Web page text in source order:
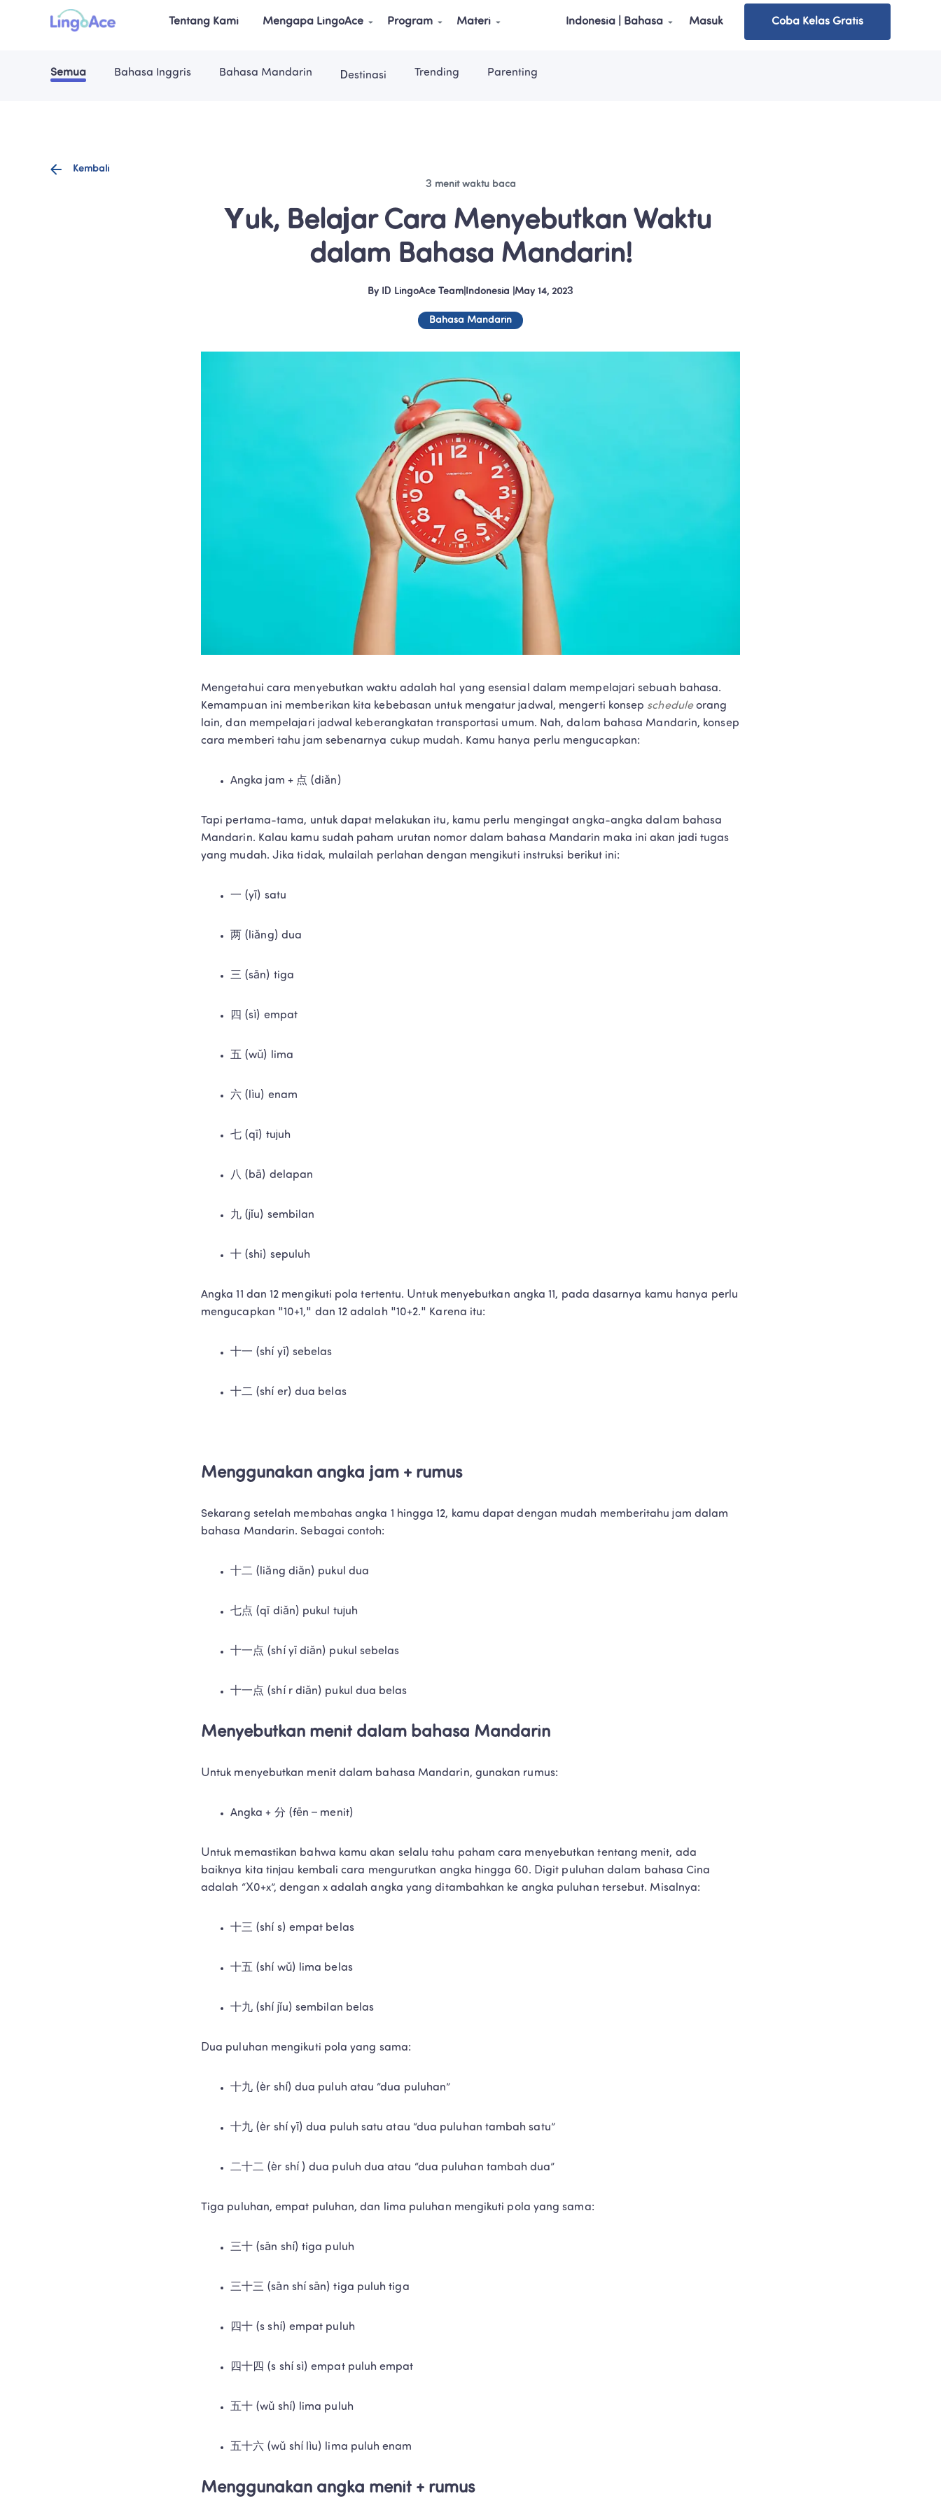
Tentang Kami Mengapa LingoAce Program Materi Indonesia | Bahasa Masuk Coba Kelas Gratis
Semua Bahasa Inggris Bahasa Mandarin Destinasi Trending Parenting
Kembali
3 menit waktu baca
Yuk, Belajar Cara Menyebutkan Waktu
dalam Bahasa Mandarin!
By ID LingoAce Team Indonesia May 14, 2023
Bahasa Mandarin
Mengetahui cara menyebutkan waktu adalah hal yang esensial dalam mempelajari sebuah bahasa.
Kemampuan ini memberikan kita kebebasan untuk mengatur jadwal, mengerti konsep schedule orang
lain, dan mempelajari jadwal keberangkatan transportasi umum. Nah, dalam bahasa Mandarin, konsep
cara memberi tahu jam sebenarnya cukup mudah. Kamu hanya perlu mengucapkan:
Angka jam + 点 (diǎn)
Tapi pertama-tama, untuk dapat melakukan itu, kamu perlu mengingat angka-angka dalam bahasa
Mandarin. Kalau kamu sudah paham urutan nomor dalam bahasa Mandarin maka ini akan jadi tugas
yang mudah. Jika tidak, mulailah perlahan dengan mengikuti instruksi berikut ini:
一 (yī) satu
两 (liǎng) dua
三 (sān) tiga
四 (sì) empat
五 (wǔ) lima
六 (lìu) enam
七 (qī) tujuh
八 (bā) delapan
九 (jǐu) sembilan
十 (shi) sepuluh
Angka 11 dan 12 mengikuti pola tertentu. Untuk menyebutkan angka 11, pada dasarnya kamu hanya perlu
mengucapkan "10+1," dan 12 adalah "10+2." Karena itu:
十一 (shí yī) sebelas
十二 (shí er) dua belas
Menggunakan angka jam + rumus
Sekarang setelah membahas angka 1 hingga 12, kamu dapat dengan mudah memberitahu jam dalam
bahasa Mandarin. Sebagai contoh:
十二 (liǎng diǎn) pukul dua
七点 (qī diǎn) pukul tujuh
十一点 (shí yī diǎn) pukul sebelas
十一点 (shí r diǎn) pukul dua belas
Menyebutkan menit dalam bahasa Mandarin
Untuk menyebutkan menit dalam bahasa Mandarin, gunakan rumus:
Angka + 分 (fēn – menit)
Untuk memastikan bahwa kamu akan selalu tahu paham cara menyebutkan tentang menit, ada
baiknya kita tinjau kembali cara mengurutkan angka hingga 60. Digit puluhan dalam bahasa Cina
adalah “X0+x”, dengan x adalah angka yang ditambahkan ke angka puluhan tersebut. Misalnya:
十三 (shí s) empat belas
十五 (shí wǔ) lima belas
十九 (shí jǐu) sembilan belas
Dua puluhan mengikuti pola yang sama:
十九 (èr shí) dua puluh atau “dua puluhan”
十九 (èr shí yī) dua puluh satu atau “dua puluhan tambah satu”
二十二 (èr shí ) dua puluh dua atau “dua puluhan tambah dua”
Tiga puluhan, empat puluhan, dan lima puluhan mengikuti pola yang sama:
三十 (sān shí) tiga puluh
三十三 (sān shí sān) tiga puluh tiga
四十 (s shí) empat puluh
四十四 (s shí sì) empat puluh empat
五十 (wǔ shí) lima puluh
五十六 (wǔ shí lìu) lima puluh enam
Menggunakan angka menit + rumus